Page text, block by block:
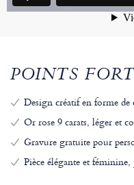
POINTS
Design créatif en forme
Or rose 9 carats, léger et
Gravure gratuite pour
Pièce élégante et